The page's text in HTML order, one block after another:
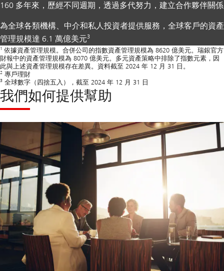
160 多年來，歷經不同週期，透過多代努力，建立合作夥伴關係
為全球各類機構、中介和私人投資者提供服務，全球客戶的資產
管理規模達 6.1 萬億美元3
1 依據資產管理規模。合併公司的指數資產管理規模為 8620 億美元。瑞銀官方
財報中的資產管理規模為 8070 億美元。多元資產策略中排除了指數元素，因
此與上述資產管理規模存在差異。資料截至 2024 年 12 月 31 日。
2 專戶理財
3 全球數字（四捨五入），截至 2024 年 12 月 31 日
我們如何提供幫助